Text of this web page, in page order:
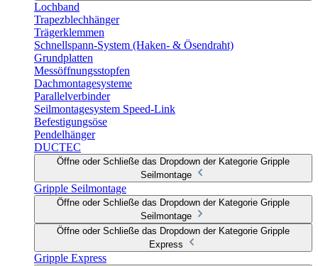
Lochband
Trapezblechhänger
Trägerklemmen
Schnellspann-System (Haken- & Ösendraht)
Grundplatten
Messöffnungsstopfen
Dachmontagesysteme
Parallelverbinder
Seilmontagesystem Speed-Link
Befestigungsöse
Pendelhänger
DUCTEC
Öffne oder Schließe das Dropdown der Kategorie Gripple
Seilmontage
Gripple Seilmontage
Öffne oder Schließe das Dropdown der Kategorie Gripple
Seilmontage
Öffne oder Schließe das Dropdown der Kategorie Gripple
Express
Gripple Express